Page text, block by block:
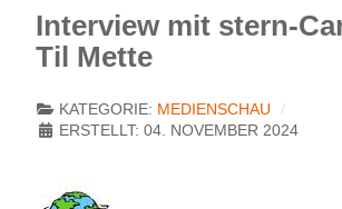
Interview mit stern-
Til Mette
KATEGORIE: MEDIENSCHAU
ERSTELLT: 04. NOVEMBER 2024